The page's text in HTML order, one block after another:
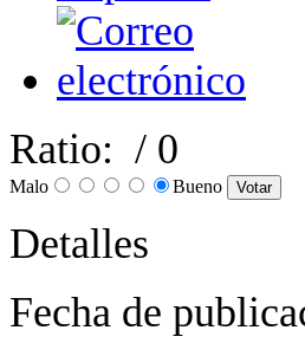
Ratio: / 0
Malo Bueno
Detalles
Fecha de